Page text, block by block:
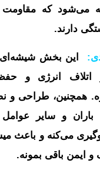
می‌شود که مقاومت
دارند.
این بخش
اتلاف انرژی و
همچنین، طراحی و
باران و سایر
می‌کنه و باعث
ایمن باقی بمونه.